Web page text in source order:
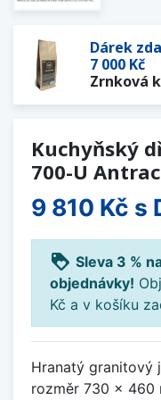
Dárek
7 000 Kč
Zrnková
Kuchyňský
700-U
9 810 Kč s
loyalty Sleva 3 %
objednávky!
Kč a v košíku
Hranatý granitový
rozměr 730 x 460